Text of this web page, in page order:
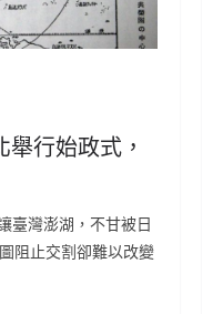
行始政式，
臺灣澎湖，不甘被日
阻止交割卻難以改變